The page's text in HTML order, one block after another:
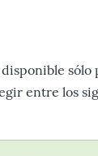
sólo
entre los